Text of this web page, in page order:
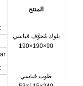
المنتج
بلوك مُجوَّف قياسي
90×190×190
طوب قياسي